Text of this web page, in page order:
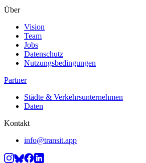
Über
Vision
Team
Jobs
Datenschutz
Nutzungsbedingungen
Partner
Städte & Verkehrsunternehmen
Daten
Kontakt
info@transit.app